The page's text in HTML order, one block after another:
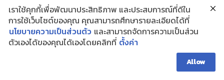
ถึงท่าอากาศยานสุวรรณภูมิ กรุงเทพฯ โดยสวัสดิภาพพร้อมด้วยความประทับใจ
เราใช้คุกกี้เพื่อพัฒนาประสิทธิภาพ และประสบการณ์ที่ดีใน
การใช้เว็บไซต์ของคุณ คุณสามารถศึกษารายละเอียดได้ที่
นโยบายความเป็นส่วนตัว และสามารถจัดการความเป็นส่วน
ตัวเองได้ของคุณได้เองโดยคลิกที่ ตั้งค่า
Allow